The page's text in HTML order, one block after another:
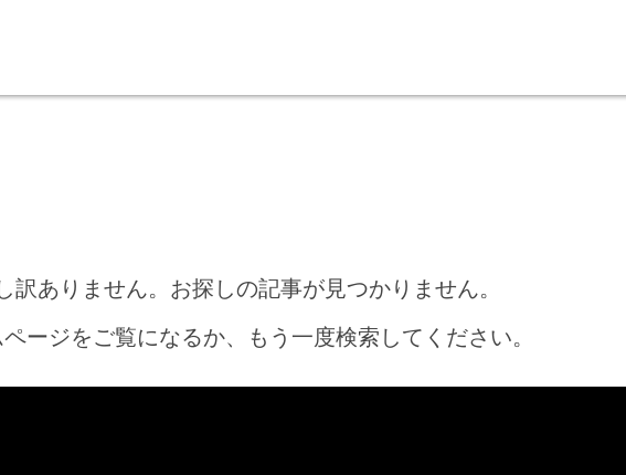
訳ありません。お探しの記事が見つかりません。
ージをご覧になるか、もう一度検索してください。